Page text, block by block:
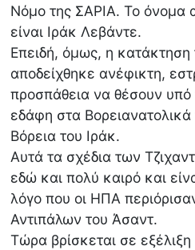
Νόμο της ΣΑΡΙΑ. Το όνομα
είναι Ιράκ Λεβάντε.
Επειδή, όμως, η κατάκτηση
αποδείχθηκε ανέφικτη,
προσπάθεια να θέσουν υπό
εδάφη στα Βορειανατολικά
Βόρεια του Ιράκ.
Αυτά τα σχέδια των
εδώ και πολύ καιρό και
λόγο που οι ΗΠΑ
Αντιπάλων του Άσαντ.
Τώρα βρίσκεται σε